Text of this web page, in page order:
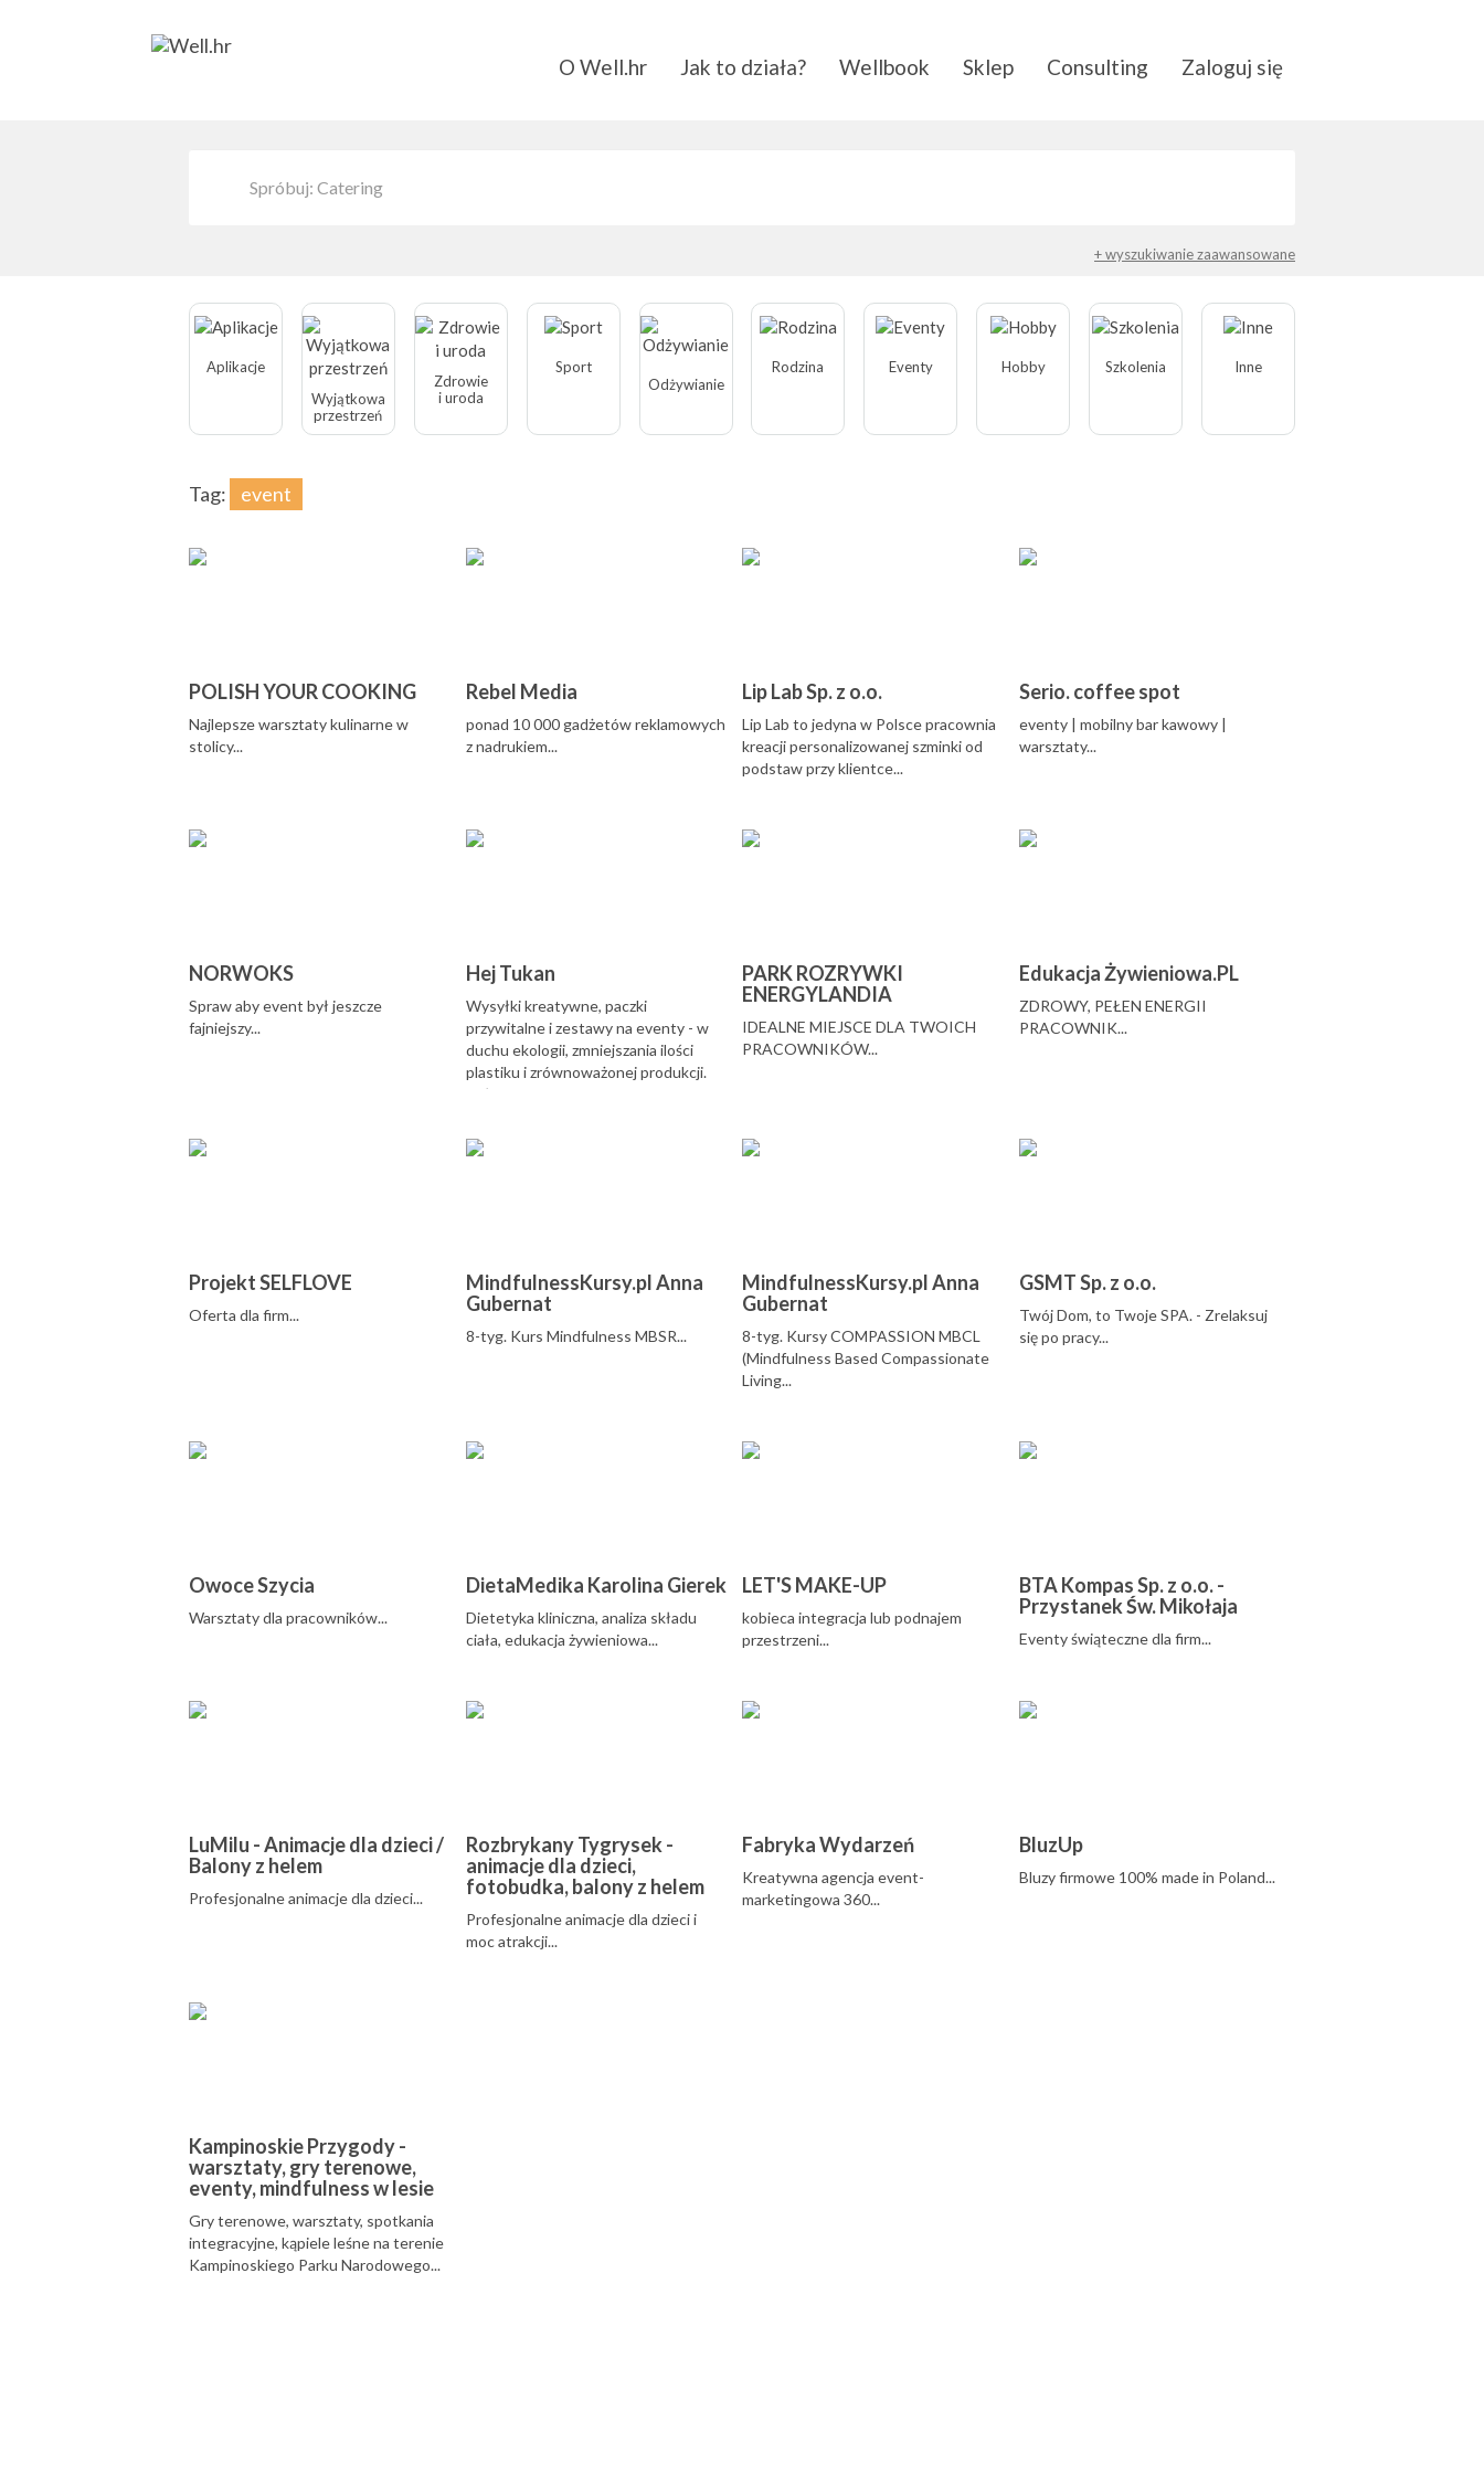
O Well.hr Jak to działa? Wellbook Sklep Consulting Zaloguj się
+ wyszukiwanie zaawansowane
Aplikacje
Wyjątkowa
przestrzeń
Zdrowie
i uroda
Sport
Odżywianie
Rodzina Eventy Hobby Szkolenia Inne
Tag: event
POLISH YOUR COOKING
Najlepsze warsztaty kulinarne w
stolicy...
Rebel Media
ponad 10 000 gadżetów reklamowych
z nadrukiem...
Lip Lab Sp. z o.o.
Lip Lab to jedyna w Polsce pracownia
kreacji personalizowanej szminki od
podstaw przy klientce...
Serio. coffee spot
eventy | mobilny bar kawowy |
warsztaty...
NORWOKS
Spraw aby event był jeszcze
fajniejszy...
Hej Tukan
Wysyłki kreatywne, paczki
przywitalne i zestawy na eventy - w
duchu ekologii, zmniejszania ilości
plastiku i zrównoważonej produkcji.
Całą logistykę prowadzimy my, mamy
PARK ROZRYWKI
ENERGYLANDIA
IDEALNE MIEJSCE DLA TWOICH
PRACOWNIKÓW...
Edukacja Żywieniowa.PL
ZDROWY, PEŁEN ENERGII
PRACOWNIK...
Projekt SELFLOVE
Oferta dla firm...
MindfulnessKursy.pl Anna
Gubernat
8-tyg. Kurs Mindfulness MBSR...
MindfulnessKursy.pl Anna
Gubernat
8-tyg. Kursy COMPASSION MBCL
(Mindfulness Based Compassionate
Living...
GSMT Sp. z o.o.
Twój Dom, to Twoje SPA. - Zrelaksuj
się po pracy...
Owoce Szycia
Warsztaty dla pracowników...
DietaMedika Karolina Gierek
Dietetyka kliniczna, analiza składu
ciała, edukacja żywieniowa...
LET'S MAKE-UP
kobieca integracja lub podnajem
przestrzeni...
BTA Kompas Sp. z o.o. -
Przystanek Św. Mikołaja
Eventy świąteczne dla firm...
LuMilu - Animacje dla dzieci /
Balony z helem
Profesjonalne animacje dla dzieci...
Rozbrykany Tygrysek -
animacje dla dzieci,
fotobudka, balony z helem
Profesjonalne animacje dla dzieci i
moc atrakcji...
Fabryka Wydarzeń
Kreatywna agencja event-
marketingowa 360...
BluzUp
Bluzy firmowe 100% made in Poland...
Kampinoskie Przygody -
warsztaty, gry terenowe,
eventy, mindfulness w lesie
Gry terenowe, warsztaty, spotkania
integracyjne, kąpiele leśne na terenie
Kampinoskiego Parku Narodowego...